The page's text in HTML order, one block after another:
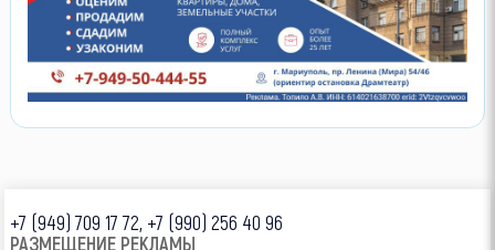
+7 (949) 709 17 72, +7 (990) 256 40 96
РАЗМЕЩЕНИЕ РЕКЛАМЫ